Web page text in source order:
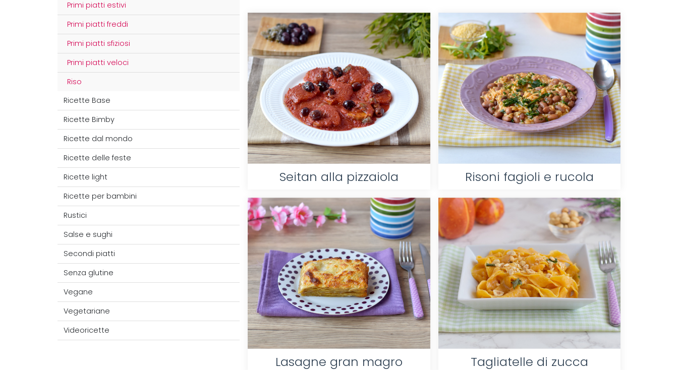
Primi piatti estivi
Primi piatti freddi
Primi piatti sfiziosi
Primi piatti veloci
Riso
Ricette Base
Ricette Bimby
Ricette dal mondo
Ricette delle feste
Ricette light
Ricette per bambini
Rustici
Salse e sughi
Secondi piatti
Senza glutine
Vegane
Vegetariane
Videoricette
Seitan alla pizzaiola Risoni fagioli e rucola
Lasagne gran magro Tagliatelle di zucca